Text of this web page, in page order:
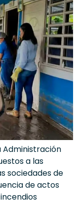
Administración
a las
sociedades de
de actos